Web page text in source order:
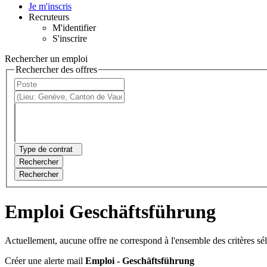
Je m'inscris
Recruteurs
M'identifier
S'inscrire
Rechercher un emploi
Rechercher des offres
Type de contrat
Rechercher
Rechercher
Emploi Geschäftsführung
Actuellement, aucune offre ne correspond à l'ensemble des critères
Créer une alerte mail Emploi - Geschäftsführung